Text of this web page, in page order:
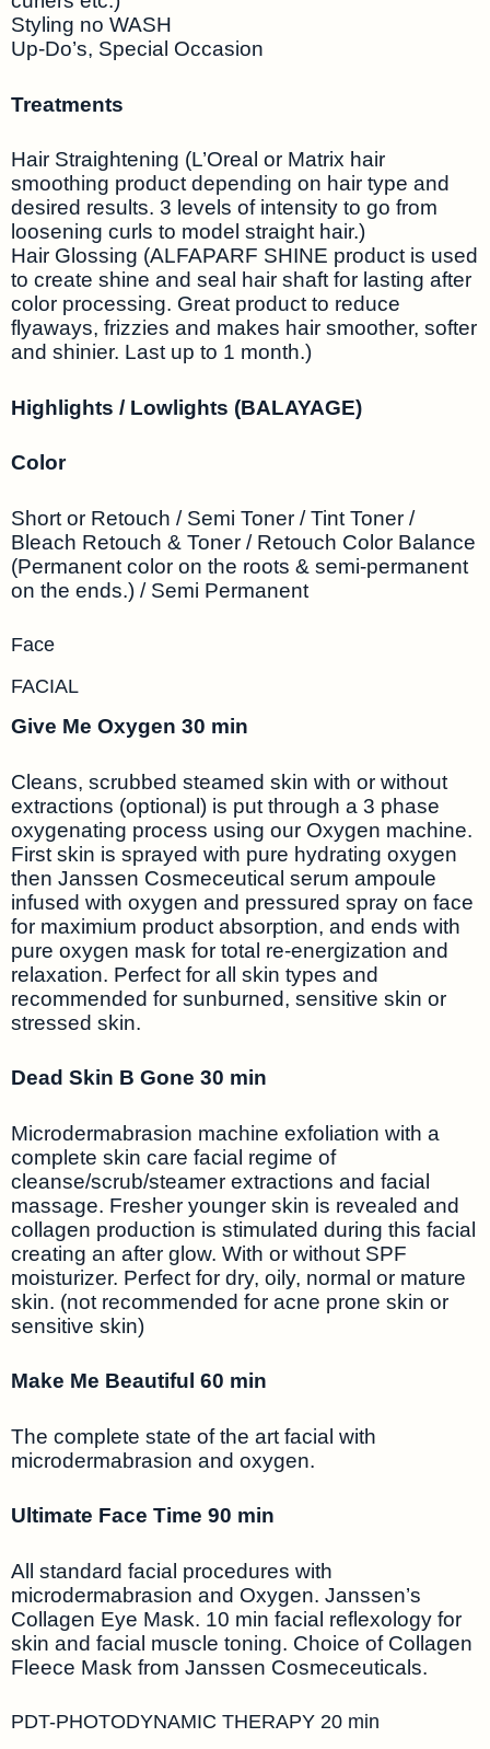
Styling no WASH
Up-Do’s, Special Occasion
Treatments
Hair Straightening (L’Oreal or Matrix hair
smoothing product depending on hair type and
desired results. 3 levels of intensity to go from
loosening curls to model straight hair.)
Hair Glossing (ALFAPARF SHINE product is used
to create shine and seal hair shaft for lasting after
color processing. Great product to reduce
flyaways, frizzies and makes hair smoother, softer
and shinier. Last up to 1 month.)
Highlights / Lowlights (BALAYAGE)
Color
Short or Retouch / Semi Toner / Tint Toner /
Bleach Retouch & Toner / Retouch Color Balance
(Permanent color on the roots & semi-permanent
on the ends.) / Semi Permanent
Face
FACIAL
Give Me Oxygen 30 min
Cleans, scrubbed steamed skin with or without
extractions (optional) is put through a 3 phase
oxygenating process using our Oxygen machine.
First skin is sprayed with pure hydrating oxygen
then Janssen Cosmeceutical serum ampoule
infused with oxygen and pressured spray on face
for maximium product absorption, and ends with
pure oxygen mask for total re-energization and
relaxation. Perfect for all skin types and
recommended for sunburned, sensitive skin or
stressed skin.
Dead Skin B Gone 30 min
Microdermabrasion machine exfoliation with a
complete skin care facial regime of
cleanse/scrub/steamer extractions and facial
massage. Fresher younger skin is revealed and
collagen production is stimulated during this facial
creating an after glow. With or without SPF
moisturizer. Perfect for dry, oily, normal or mature
skin. (not recommended for acne prone skin or
sensitive skin)
Make Me Beautiful 60 min
The complete state of the art facial with
microdermabrasion and oxygen.
Ultimate Face Time 90 min
All standard facial procedures with
microdermabrasion and Oxygen. Janssen’s
Collagen Eye Mask. 10 min facial reflexology for
skin and facial muscle toning. Choice of Collagen
Fleece Mask from Janssen Cosmeceuticals.
PDT-PHOTODYNAMIC THERAPY 20 min